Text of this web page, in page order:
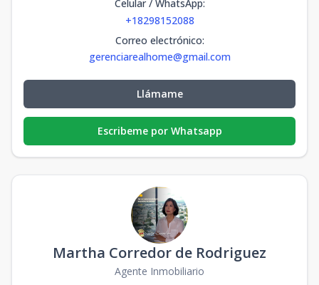
Celular / WhatsApp:
+18298152088
Correo electrónico:
gerenciarealhome@gmail.com
Llámame
Escribeme por Whatsapp
Martha Corredor de Rodriguez
Agente Inmobiliario